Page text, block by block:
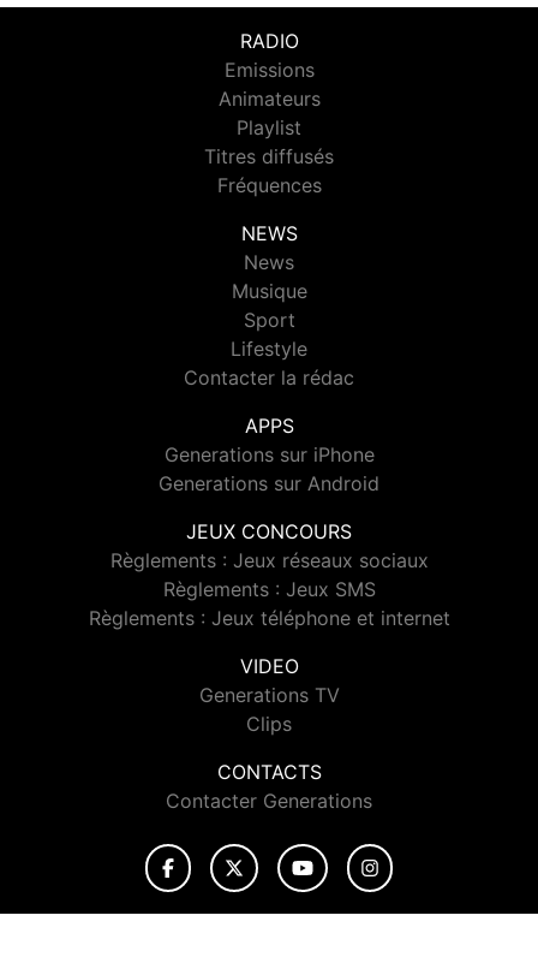
RADIO
Emissions
Animateurs
Playlist
Titres diffusés
Fréquences
NEWS
News
Musique
Sport
Lifestyle
Contacter la rédac
APPS
Generations sur iPhone
Generations sur Android
JEUX CONCOURS
Règlements : Jeux réseaux sociaux
Règlements : Jeux SMS
Règlements : Jeux téléphone et internet
VIDEO
Generations TV
Clips
CONTACTS
Contacter Generations